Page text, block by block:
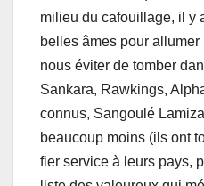
milieu du cafouillage, il y
belles âmes pour allumer
nous éviter de tomber
Sankara, Rawkings,
connus, Sangoulé
beaucoup moins (ils ont
fier service à leurs pays,